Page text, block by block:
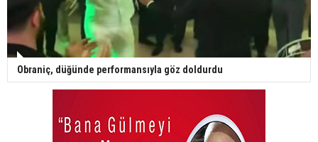
Obraniç, düğünde performansıyla göz doldurdu